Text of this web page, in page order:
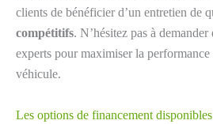
clients de bénéficier d’un entretien de
compétitifs. N’hésitez pas à
experts pour maximiser la
véhicule.
Les options de financement